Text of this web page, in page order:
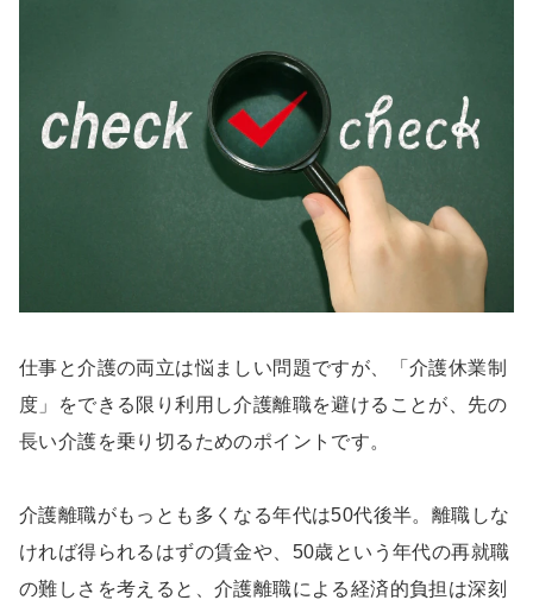
仕事と介護の両立は悩ましい問題ですが、「介護休業制
度」をできる限り利用し介護離職を避けることが、先の
長い介護を乗り切るためのポイントです。
介護離職がもっとも多くなる年代は50代後半。離職しな
ければ得られるはずの賃金や、50歳という年代の再就職
の難しさを考えると、介護離職による経済的負担は深刻